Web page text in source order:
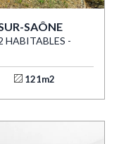
SAÔNE
HABITABLES -
121m2